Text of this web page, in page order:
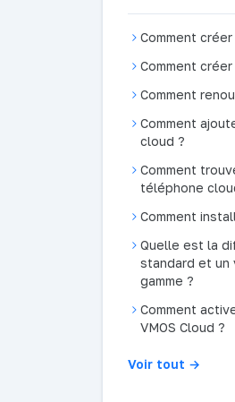
Comment
Comment
Comment
Comment
cloud ?
Comment
téléphone
Comment
Quelle est la
standard et un
gamme ?
Comment
VMOS Cloud ?
Voir tout →